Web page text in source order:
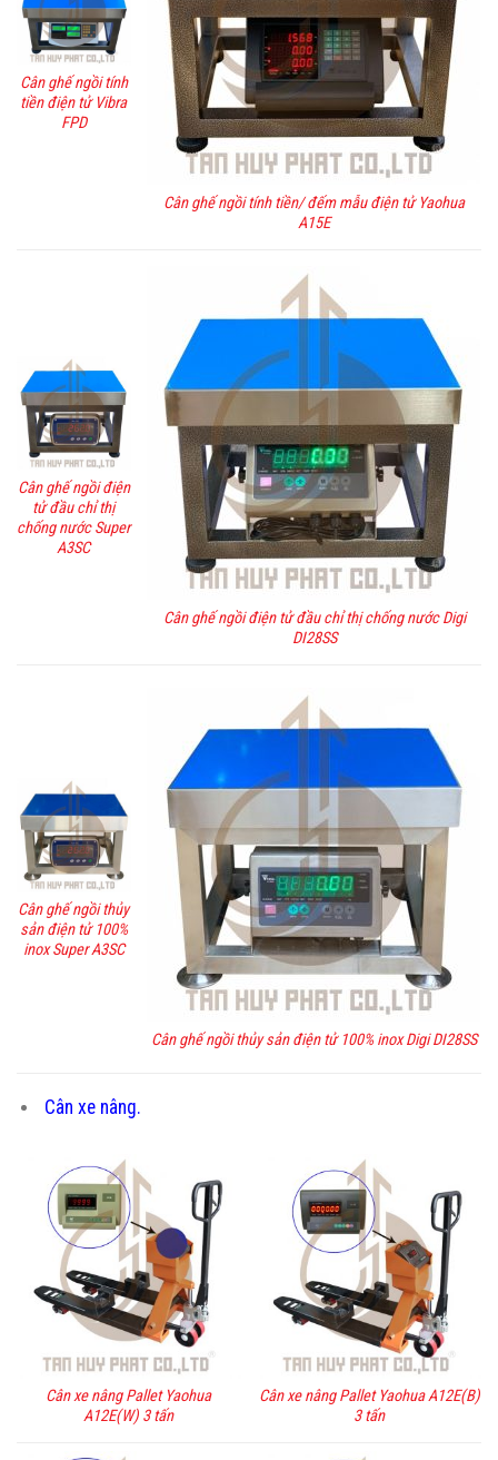
Cân ghế ngồi tính
tiền điện tử Vibra
FPD
Cân ghế ngồi tính tiền/ đếm mẫu điện tử Yaohua
A15E
Cân ghế ngồi điện
tử đầu chỉ thị
chống nước Super
A3SC
Cân ghế ngồi điện tử đầu chỉ thị chống nước Digi
DI28SS
Cân ghế ngồi thủy
sản điện tử 100%
inox Super A3SC
Cân ghế ngồi thủy sản điện tử 100% inox Digi DI28SS
Cân xe nâng.
Cân xe nâng Pallet Yaohua
A12E(W) 3 tấn
Cân xe nâng Pallet Yaohua A12E(B)
3 tấn